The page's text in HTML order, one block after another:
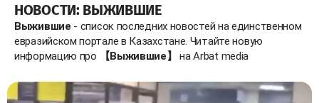
НОВОСТИ: ВЫЖИВШИЕ
Выжившие - список последних новостей на единственном
евразийском портале в Казахстане. Читайте новую
информацию про
【Выжившие】 на Arbat media